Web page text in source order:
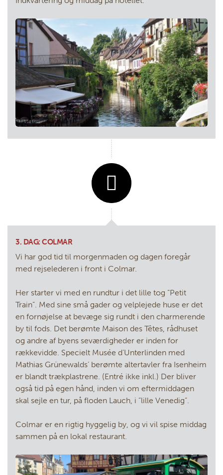
3. DAG: COLMAR
Vi har god tid til morgenmaden og dagen foregår
med rejselederen i front i Colmar.
Her starter vi med en rundtur i det lille tog ”Petit
Train”. Med sine små gader og velplejede huse er det
en fornøjelse at bevæge sig rundt i den charmerende
by til fods. Det berømte Maison des Têtes, rådhuset
og andre af byens seværdigheder er inden for
rækkevidde. Specielt Musée d’Unterlinden med
Mathias Grünewalds’ berømte altertavler fra Isenheim
er blandt trækplastrene. (Entré ikke inkl.) Der bliver
også tid på egen hånd, inden vi om eftermiddagen
skal sejle en tur, på floden Lauch, i ”lille Venedig”.
Colmar er en rigtig hyggelig by, og vi vil spise middag
sammen på en lokal restaurant.